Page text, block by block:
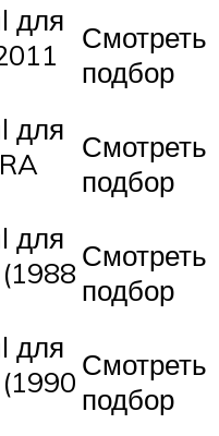
для Смотреть
подбор
для Смотреть
подбор
для Смотреть
подбор
для Смотреть
подбор